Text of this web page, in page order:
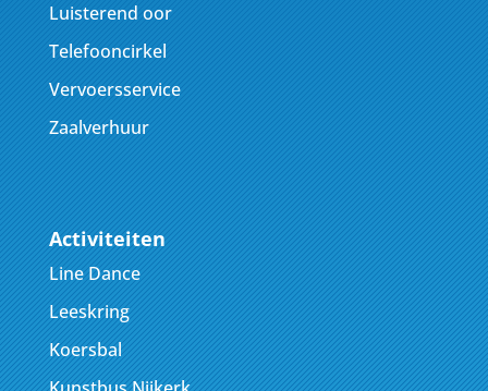
Luisterend oor
Telefooncirkel
Vervoersservice
Zaalverhuur
Activiteiten
Line Dance
Leeskring
Koersbal